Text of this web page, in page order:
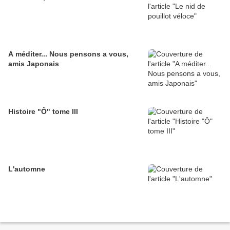
A méditer... Nous pensons a vous,
amis Japonais
Histoire "Ô" tome III
L'automne